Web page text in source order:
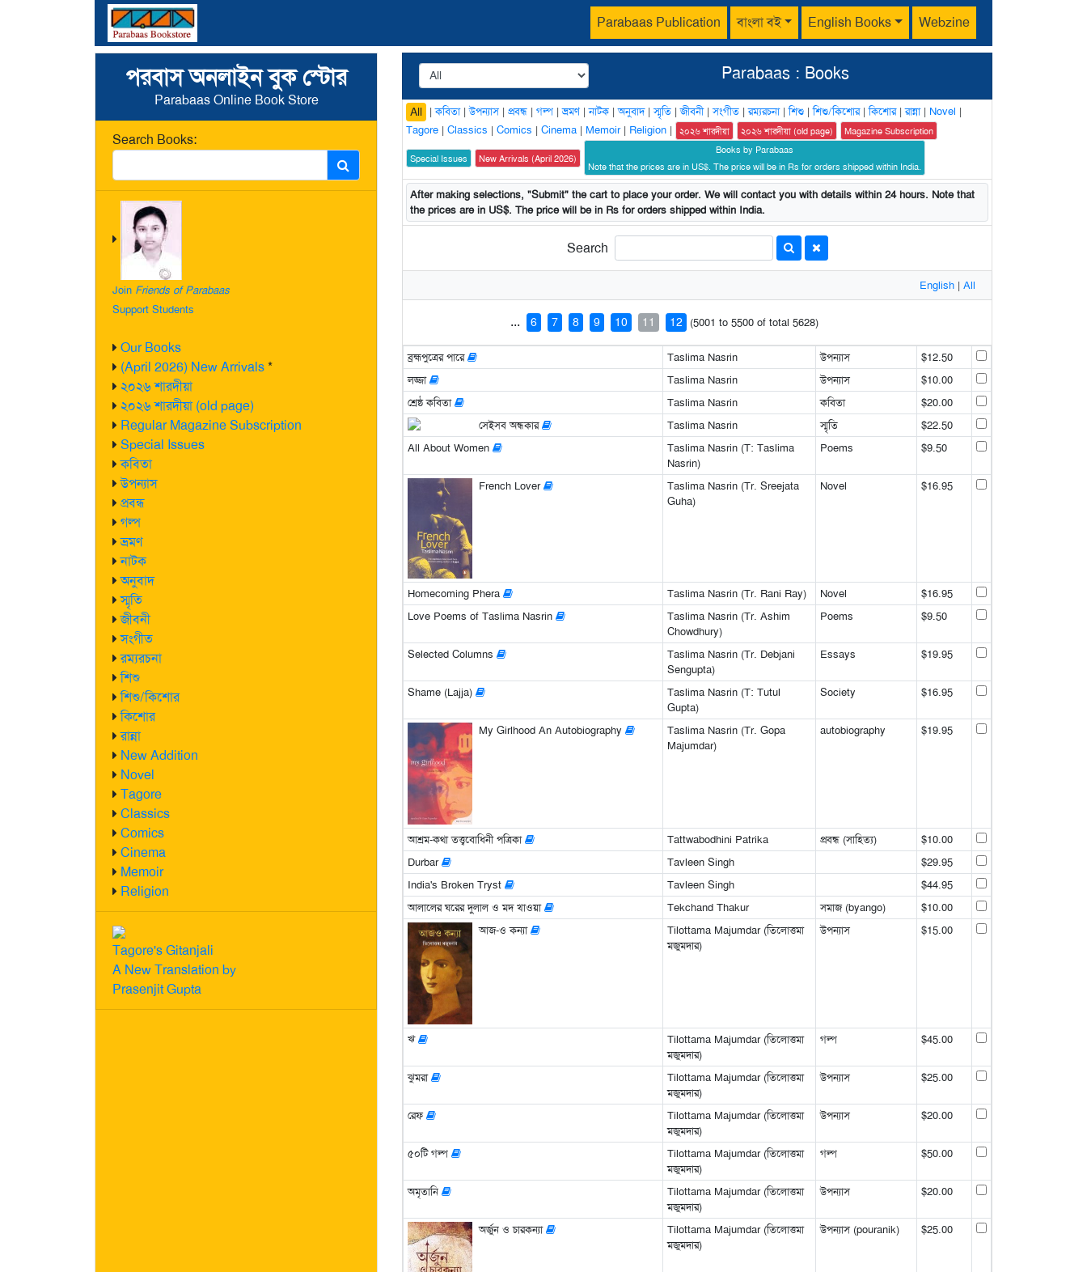
Parabaas Publication বাংলা বই English Books Webzine
পরবাস অনলাইন বুক স্টোর
Parabaas Online Book Store
Search Books:
Join Friends of Parabaas
Support Students
Our Books
(April 2026) New Arrivals*
২০২৬ শারদীয়া
২০২৬ শারদীয়া (old page)
Regular Magazine Subscription
Special Issues
কবিতা
উপন্যাস
প্রবন্ধ
গল্প
ভ্রমণ
নাটক
অনুবাদ
স্মৃতি
জীবনী
সংগীত
রম্যরচনা
শিশু
শিশু/কিশোর
কিশোর
রান্না
New Addition
Novel
Tagore
Classics
Comics
Cinema
Memoir
Religion
Tagore's Gitanjali
A New Translation by
Prasenjit Gupta
Parabaas : Books
All |কবিতা|উপন্যাস| প্রবন্ধ | গল্প |ভ্রমণ|নাটক |অনুবাদ|স্মৃতি |জীবনী|সংগীত |রম্যরচনা|শিশু |শিশু/কিশোর|কিশোর|রান্না| Novel |
Tagore | Classics | Comics | Cinema | Memoir| Religion | ২০২৬ শারদীয়া ২০২৬ শারদীয়া (old page) Magazine Subscription
Special Issues New Arrivals (April 2026)
Books by Parabaas
Note that the prices are in US$. The price will be in Rs for orders shipped within India.
After making selections, "Submit" the cart to place your order. We will contact you with details within 24 hours. Note that
the prices are in US$. The price will be in Rs for orders shipped within India.
Search
English | All
... 6 7 8 9 10 11 12 (5001 to 5500 of total 5628)
ব্রহ্মপুত্রের পারে Taslima Nasrin উপন্যাস
$12.50
লজ্জা
Taslima Nasrin উপন্যাস
$10.00
শ্রেষ্ঠ কবিতা
Taslima Nasrin কবিতা
$20.00
সেইসব অন্ধকার
Taslima Nasrin স্মৃতি
$22.50
All About Women
Taslima Nasrin (T: Taslima
Nasrin)
Poems $9.50
French Lover
Taslima Nasrin (Tr. Sreejata
Guha)
Novel $16.95
Homecoming Phera Taslima Nasrin (Tr. Rani Ray) Novel
$16.95
Love Poems of Taslima Nasrin
Taslima Nasrin (Tr. Ashim
Chowdhury)
Poems $9.50
Selected Columns
Taslima Nasrin (Tr. Debjani
Sengupta)
Essays $19.95
Shame (Lajja)
Taslima Nasrin (T: Tutul
Gupta)
Society $16.95
My Girlhood An Autobiography
Taslima Nasrin (Tr. Gopa
Majumdar)
autobiography $19.95
আশ্রম-কথা তত্ত্ববোধিনী পত্রিকা Tattwabodhini Patrika প্রবন্ধ (সাহিত্য)
$10.00
Durbar
Tavleen Singh
$29.95
India's Broken Tryst
Tavleen Singh
$44.95
আলালের ঘরের দুলাল ও মদ খাওয়া
Tekchand Thakur সমাজ (byango)
$10.00
আজ-ও কন্যা
Tilottama Majumdar (তিলোত্তমা
মজুমদার)
উপন্যাস $15.00
ঋ
Tilottama Majumdar (তিলোত্তমা
মজুমদার)
গল্প $45.00
ঝুমরা
Tilottama Majumdar (তিলোত্তমা
মজুমদার)
উপন্যাস $25.00
রেফ
Tilottama Majumdar (তিলোত্তমা
মজুমদার)
উপন্যাস $20.00
৫০টি গল্প
Tilottama Majumdar (তিলোত্তমা
মজুমদার)
গল্প $50.00
অমৃতানি
Tilottama Majumdar (তিলোত্তমা
মজুমদার)
উপন্যাস $20.00
অর্জুন ও চারকন্যা
Tilottama Majumdar (তিলোত্তমা
মজুমদার)
উপন্যাস (pouranik) $25.00